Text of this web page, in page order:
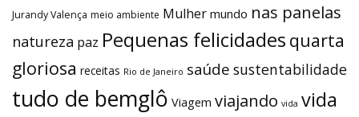
Jurandy Valença meio ambiente Mulher mundo nas panelas
natureza paz Pequenas felicidades quarta
gloriosa receitas Rio de Janeiro saúde sustentabilidade
tudo de bemglô Viagem viajando vida vida